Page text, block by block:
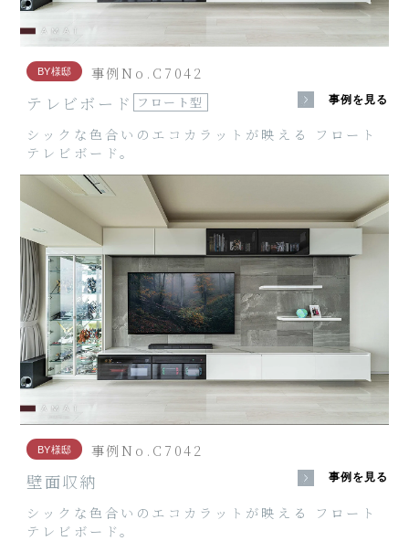
BY様邸 事例No.C7042
テレビボード フロート型 事例を見る
シックな色合いのエコカラットが映える フロート
テレビボード。
BY様邸 事例No.C7042
壁面収納 事例を見る
シックな色合いのエコカラットが映える フロート
テレビボード。